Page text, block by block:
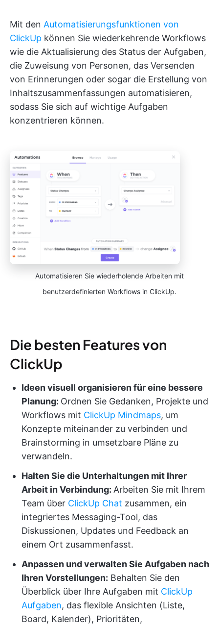
Mit den Automatisierungsfunktionen von
ClickUp können Sie wiederkehrende Workflows
wie die Aktualisierung des Status der Aufgaben,
die Zuweisung von Personen, das Versenden
von Erinnerungen oder sogar die Erstellung von
Inhaltszusammenfassungen automatisieren,
sodass Sie sich auf wichtige Aufgaben
konzentrieren können.
Automatisieren Sie wiederholende Arbeiten mit
benutzerdefinierten Workflows in ClickUp.
Die besten Features von
ClickUp
Ideen visuell organisieren für eine bessere
Planung: Ordnen Sie Gedanken, Projekte und
Workflows mit ClickUp Mindmaps, um
Konzepte miteinander zu verbinden und
Brainstorming in umsetzbare Pläne zu
verwandeln.
Halten Sie die Unterhaltungen mit Ihrer
Arbeit in Verbindung: Arbeiten Sie mit Ihrem
Team über ClickUp Chat zusammen, ein
integriertes Messaging-Tool, das
Diskussionen, Updates und Feedback an
einem Ort zusammenfasst.
Anpassen und verwalten Sie Aufgaben nach
Ihren Vorstellungen: Behalten Sie den
Überblick über Ihre Aufgaben mit ClickUp
Aufgaben, das flexible Ansichten (Liste,
Board, Kalender), Prioritäten,